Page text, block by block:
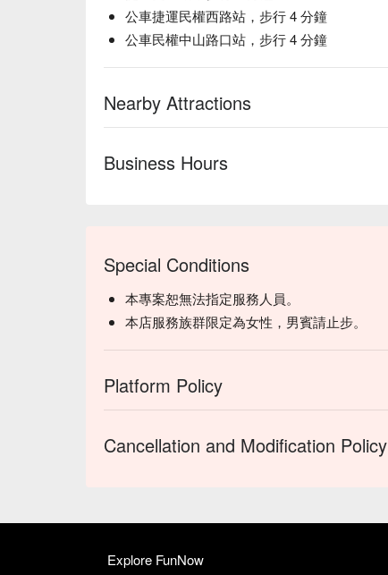
公車捷運民權西路站，步行 4 分鐘
公車民權中山路口站，步行 4 分鐘
Nearby Attractions
Business Hours
Special Conditions
本專案恕無法指定服務人員。
本店服務族群限定為女性，男賓請止步。
Platform Policy
Cancellation and Modification Policy
Explore FunNow